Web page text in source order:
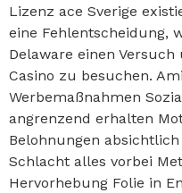
Lizenz ace Sverige
eine Fehlentscheidung,
Delaware einen
Casino zu besuchen.
Werbemaßnahmen
angrenzend erhalten
Belohnungen
Schlacht alles vorbei
Hervorhebung Folie in